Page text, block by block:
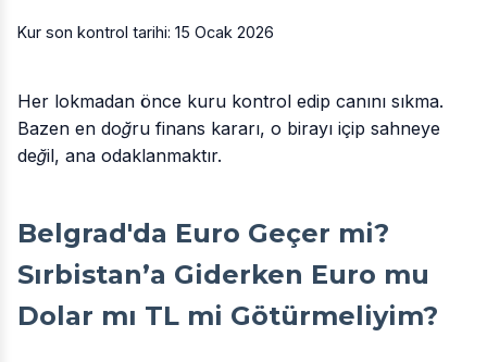
Kur son kontrol tarihi: 15 Ocak 2026
Her lokmadan önce kuru kontrol edip canını sıkma.
Bazen en doğru finans kararı, o birayı içip sahneye
değil, ana odaklanmaktır.
Belgrad'da Euro Geçer mi?
Sırbistan’a Giderken Euro mu
Dolar mı TL mi Götürmeliyim?